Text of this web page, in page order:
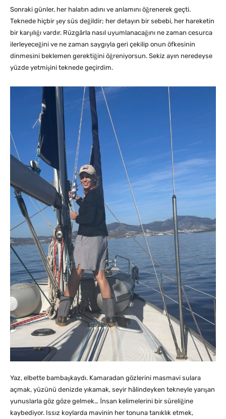
Sonraki günler, her halatın adını ve anlamını öğrenerek geçti.
Teknede hiçbir şey süs değildir; her detayın bir sebebi, her hareketin
bir karşılığı vardır. Rüzgârla nasıl uyumlanacağını ne zaman cesurca
ilerleyeceğini ve ne zaman saygıyla geri çekilip onun öfkesinin
dinmesini beklemen gerektiğini öğreniyorsun. Sekiz ayın neredeyse
yüzde yetmişini teknede geçirdim.
Yaz, elbette bambaşkaydı. Kamaradan gözlerini masmavi sulara
açmak, yüzünü denizde yıkamak, seyir hâlindeyken tekneyle yarışan
yunuslarla göz göze gelmek… İnsan kelimelerini bir süreliğine
kaybediyor. Issız koylarda mavinin her tonuna tanıklık etmek,